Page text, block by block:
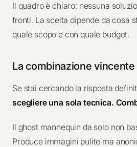
Il quadro è chiaro: nessuna
fronti. La scelta dipende da cosa
quale scopo e con quale budget.
La combinazione vincente
Se stai cercando la risposta
scegliere una sola tecnica.
Il ghost mannequin da solo non
Produce immagini pulite ma